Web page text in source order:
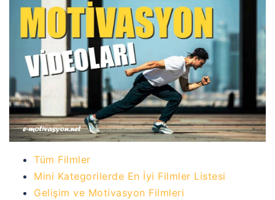
Tüm Filmler
Mini Kategorilerde En İyi Filmler Listesi
Gelişim ve Motivasyon Filmleri